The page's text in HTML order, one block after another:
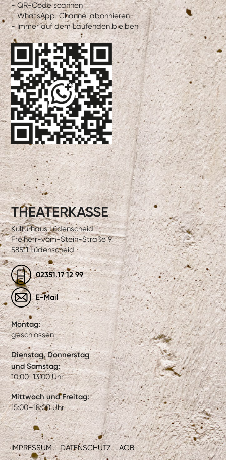
- QR-Code scannen
- WhatsApp-Channel abonnieren
- Immer auf dem Laufenden bleiben
IMPRESSUM DATENSCHUTZ AGB
THEATERKASSE
Kulturhaus Lüdenscheid
Freiherr-vom-Stein-Straße 9
58511 Lüdenscheid
02351.17 12 99
E-Mail
Montag:
geschlossen
Dienstag, Donnerstag
und Samstag:
10:00-13:00 Uhr
Mittwoch und Freitag:
15:00–18:00 Uhr